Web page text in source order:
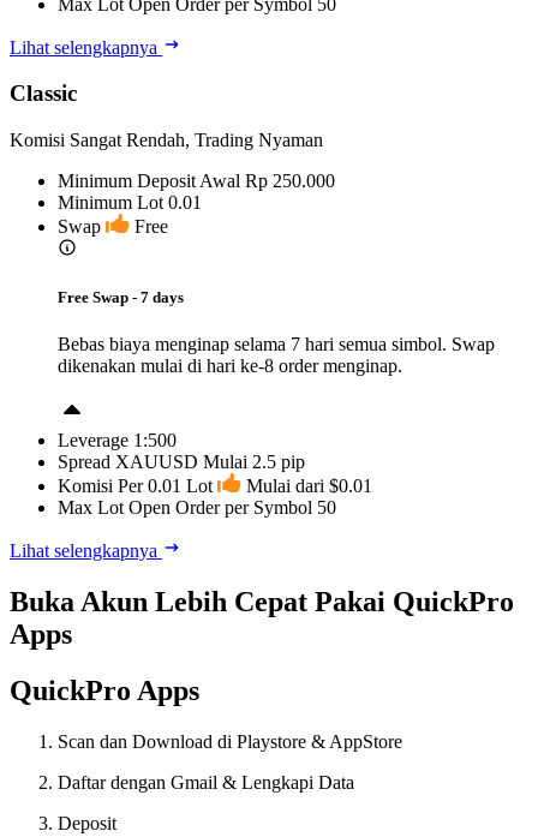
Lihat selengkapnya
Classic
Komisi Sangat Rendah, Trading Nyaman
Minimum Deposit Awal Rp 250.000
Minimum Lot 0.01
Swap
Free
Free Swap - 7 days
Bebas biaya menginap selama 7 hari semua simbol. Swap
dikenakan mulai di hari ke-8 order menginap.
Leverage 1:500
Spread XAUUSD Mulai 2.5 pip
Komisi Per 0.01 Lot
Mulai dari $0.01
Max Lot Open Order per Symbol 50
Lihat selengkapnya
Buka Akun Lebih Cepat Pakai QuickPro
Apps
QuickPro Apps
Scan dan Download di Playstore & AppStore
Daftar dengan Gmail & Lengkapi Data
Deposit